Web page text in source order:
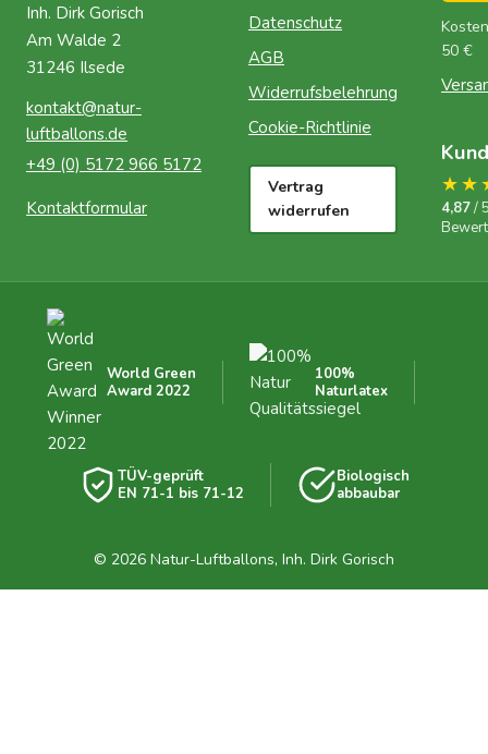
Inh. Dirk Gorisch
Am Walde 2
31246 Ilsede
kontakt@natur-
luftballons.de
+49 (0) 5172 966 5172
Kontaktformular
Datenschutz
AGB
Widerrufsbelehrung
Cookie-Richtlinie
Vertrag
widerrufen
50 €
4,87/
World Green
Award 2022
100%
Naturlatex
TÜV-geprüft
EN 71-1 bis 71-12
Biologisch
abbaubar
© 2026 Natur-Luftballons, Inh. Dirk Gorisch